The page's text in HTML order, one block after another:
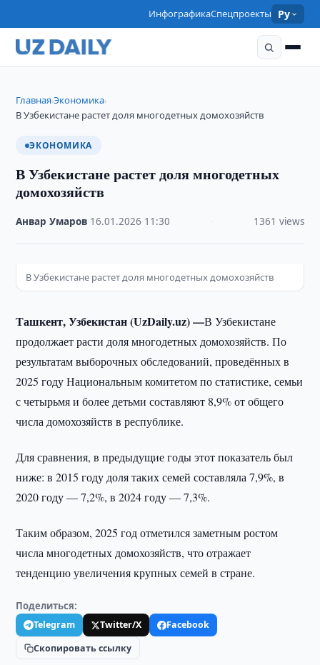
ИнфографикаСпецпроекты Ру
Главная›Экономика›
В Узбекистане растет доля многодетных домохозяйств
ЭКОНОМИКА
В Узбекистане растет доля многодетных
домохозяйств
Анвар Умаров 16.01.2026 11:30 1361 views
В Узбекистане растет доля многодетных домохозяйств
Ташкент, Узбекистан (UzDaily.uz) —В Узбекистане
продолжает расти доля многодетных домохозяйств. По
результатам выборочных обследований, проведённых в
2025 году Национальным комитетом по статистике, семьи
с четырьмя и более детьми составляют 8,9% от общего
числа домохозяйств в республике.
Для сравнения, в предыдущие годы этот показатель был
ниже: в 2015 году доля таких семей составляла 7,9%, в
2020 году — 7,2%, в 2024 году — 7,3%.
Таким образом, 2025 год отметился заметным ростом
числа многодетных домохозяйств, что отражает
тенденцию увеличения крупных семей в стране.
Поделиться:
Telegram Twitter/X
Facebook
Скопировать ссылку